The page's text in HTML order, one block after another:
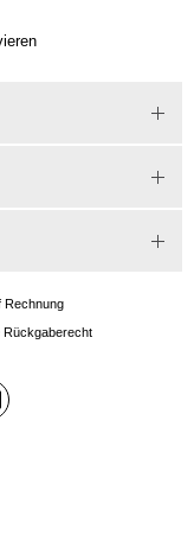
Rechnung
Rückgaberecht